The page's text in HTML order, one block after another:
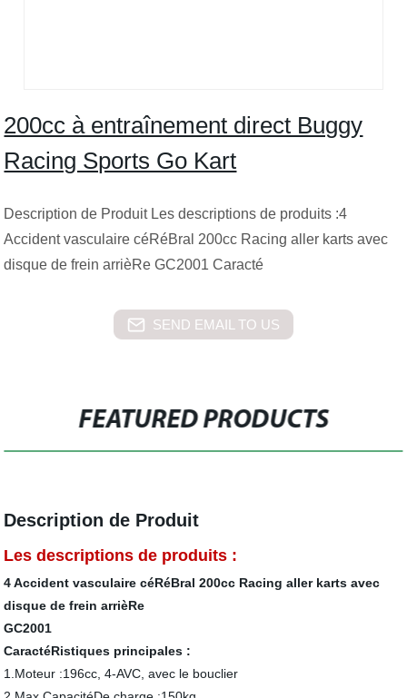
200cc à entraînement direct Buggy
Racing Sports Go Kart
Description de Produit Les descriptions de produits :4
Accident vasculaire céRéBral 200cc Racing aller karts avec
disque de frein arrièRe GC2001 Caracté
SEND EMAIL TO US
FEATURED PRODUCTS
Description de Produit
Les descriptions de produits :
4 Accident vasculaire céRéBral 200cc Racing aller karts avec
disque de frein arrièRe
GC2001
CaractéRistiques principales :
1.Moteur :196cc, 4-AVC, avec le bouclier